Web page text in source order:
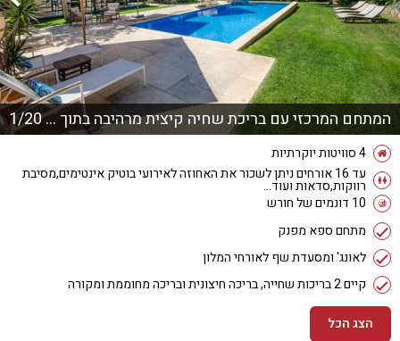
1/20המתחם המרכזי עם בריכת שחיה קיצית מרהיבה בתוך פרק טבעי
4 סוויטות יוקרתיות
עד 16 אורחים ניתן לשכור את האחוזה לאירועי בוטיק אינטימים,מסיבת
רווקות,סדאות ועוד...
10 דונמים של חורש
מתחם ספא מפנק
לאונג' ומסעדת שף לאורחי המלון
קיים 2 בריכות שחייה, בריכה חיצונית ובריכה מחוממת ומקורה
הצג הכל